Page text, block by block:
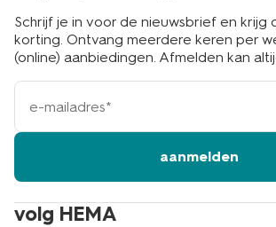
volg HEMA
Schrijf je in voor de nieuwsbrief en krijg
korting. Ontvang meerdere keren per
(online) aanbiedingen. Afmelden kan
e-
mailadres
aanmelden